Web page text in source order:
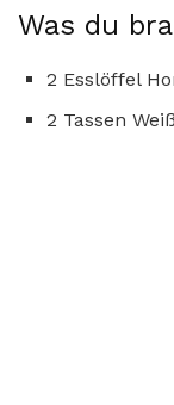
Was du
2 Esslöffel
2 Tassen